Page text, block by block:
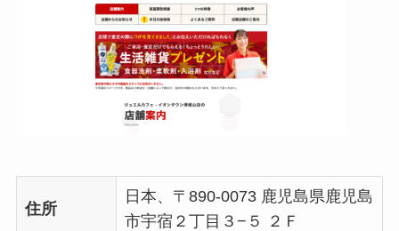
住所
日本、〒890-0073 鹿児島県鹿児島
市宇宿２丁目３−５ ２Ｆ